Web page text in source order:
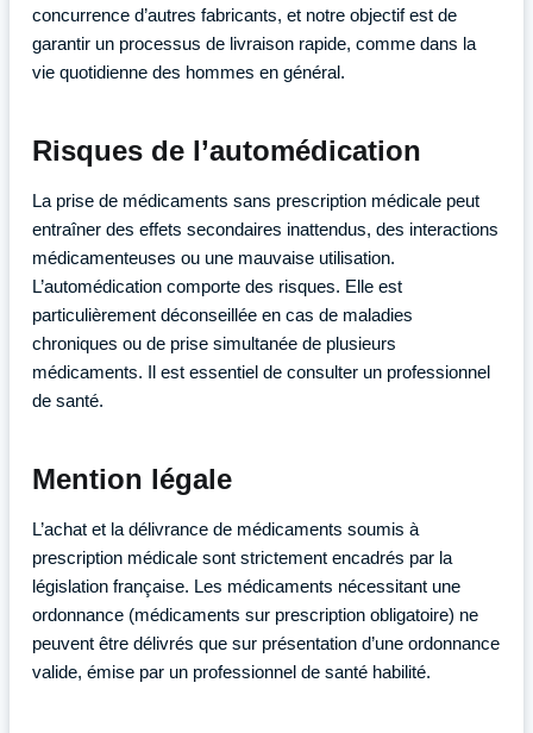
concurrence d’autres fabricants, et notre objectif est de
garantir un processus de livraison rapide, comme dans la
vie quotidienne des hommes en général.
Risques de l’automédication
La prise de médicaments sans prescription médicale peut
entraîner des effets secondaires inattendus, des interactions
médicamenteuses ou une mauvaise utilisation.
L’automédication comporte des risques. Elle est
particulièrement déconseillée en cas de maladies
chroniques ou de prise simultanée de plusieurs
médicaments. Il est essentiel de consulter un professionnel
de santé.
Mention légale
L’achat et la délivrance de médicaments soumis à
prescription médicale sont strictement encadrés par la
législation française. Les médicaments nécessitant une
ordonnance (médicaments sur prescription obligatoire) ne
peuvent être délivrés que sur présentation d’une ordonnance
valide, émise par un professionnel de santé habilité.